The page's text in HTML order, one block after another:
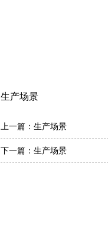
生产场景
上一篇： 生产场景
下一篇： 生产场景